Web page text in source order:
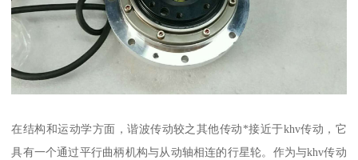
在结构和运动学方面，谐波传动较之其他传动*接近于khv传动，它
具有一个通过平行曲柄机构与从动轴相连的行星轮。作为与khv传动